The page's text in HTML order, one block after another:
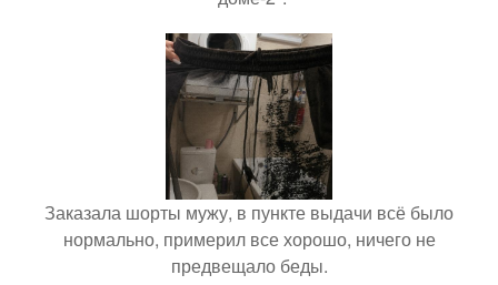
Заказала шорты мужу, в пункте выдачи всё было
нормально, примерил все хорошо, ничего не
предвещало беды.